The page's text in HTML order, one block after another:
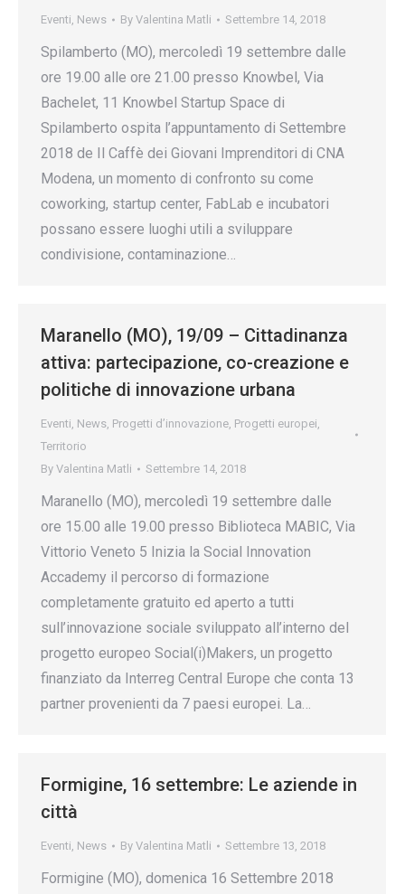
Eventi, News By Valentina Matli Settembre 14, 2018
Spilamberto (MO), mercoledì 19 settembre dalle
ore 19.00 alle ore 21.00 presso Knowbel, Via
Bachelet, 11 Knowbel Startup Space di
Spilamberto ospita l’appuntamento di Settembre
2018 de Il Caffè dei Giovani Imprenditori di CNA
Modena, un momento di confronto su come
coworking, startup center, FabLab e incubatori
possano essere luoghi utili a sviluppare
condivisione, contaminazione…
Maranello (MO), 19/09 – Cittadinanza
attiva: partecipazione, co-creazione e
politiche di innovazione urbana
Eventi, News, Progetti d’innovazione, Progetti europei,
Territorio
By Valentina Matli Settembre 14, 2018
Maranello (MO), mercoledì 19 settembre dalle
ore 15.00 alle 19.00 presso Biblioteca MABIC, Via
Vittorio Veneto 5 Inizia la Social Innovation
Accademy il percorso di formazione
completamente gratuito ed aperto a tutti
sull’innovazione sociale sviluppato all’interno del
progetto europeo Social(i)Makers, un progetto
finanziato da Interreg Central Europe che conta 13
partner provenienti da 7 paesi europei. La…
Formigine, 16 settembre: Le aziende in
città
Eventi, News By Valentina Matli Settembre 13, 2018
Formigine (MO), domenica 16 Settembre 2018